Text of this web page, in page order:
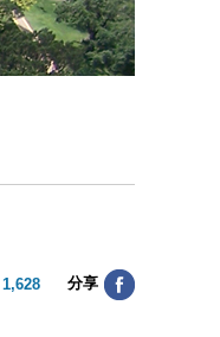
1,628 分享